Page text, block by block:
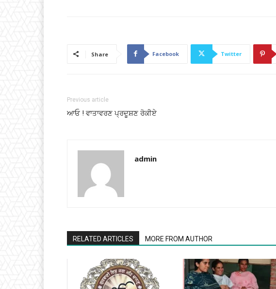
Share Facebook Twitter
Previous article
ਆਓ ! ਵਾਤਾਵਰਣ ਪ੍ਰਦੂਸ਼ਣ ਰੋਕੀਏ
admin
RELATED ARTICLES MORE FROM AUTHOR